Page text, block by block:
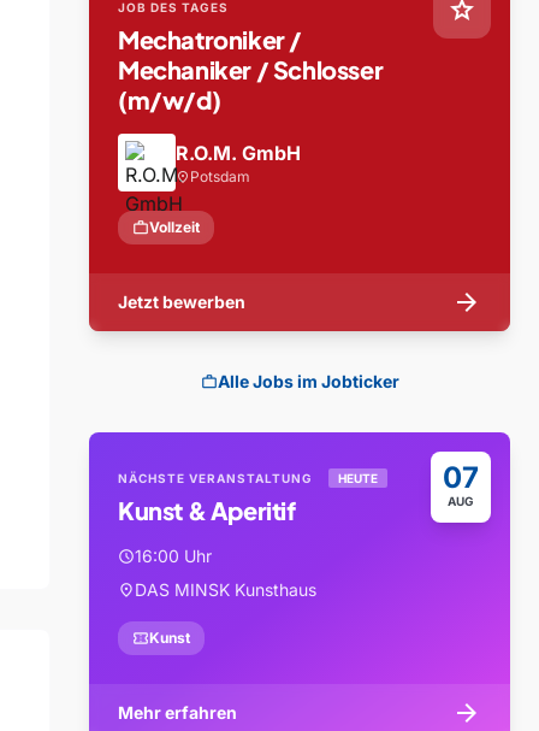
star
JOB DES TAGES
Mechatroniker /
Mechaniker / Schlosser
(m/w/d)
R.O.M. GmbH
location_on Potsdam
workVollzeit
Jetzt bewerben arrow_forward
workAlle Jobs im Jobticker
07
AUG
NÄCHSTE VERANSTALTUNG HEUTE
Kunst & Aperitif
schedule16:00 Uhr
location_onDAS MINSK Kunsthaus
confirmation_numberKunst
Mehr erfahren arrow_forward